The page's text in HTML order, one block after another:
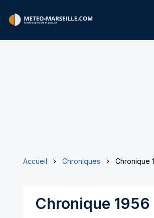
Accueil Chroniques Chronique
Chronique 1956